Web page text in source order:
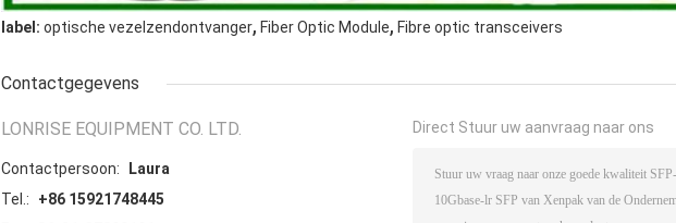
label: optische vezelzendontvanger, Fiber Optic Module, Fibre optic transceivers
Contactgegevens
LONRISE EQUIPMENT CO. LTD.
Contactpersoon:
Laura
Tel.:
+86 15921748445
Direct Stuur uw aanvraag naar ons